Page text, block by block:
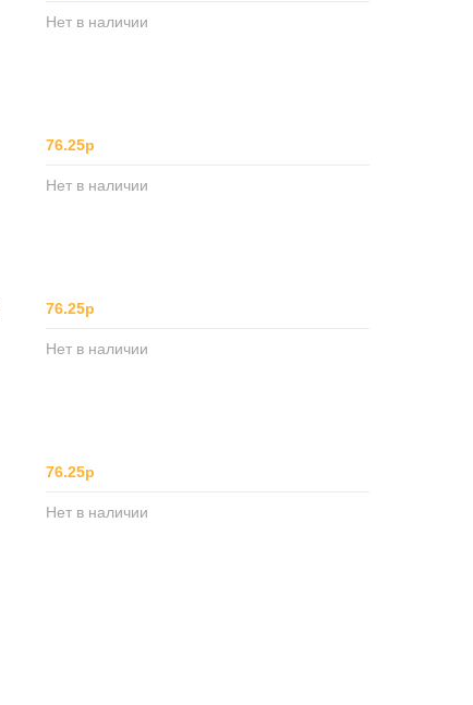
Нет в наличии
76.25р
Нет в наличии
76.25р
Нет в наличии
76.25р
Нет в наличии